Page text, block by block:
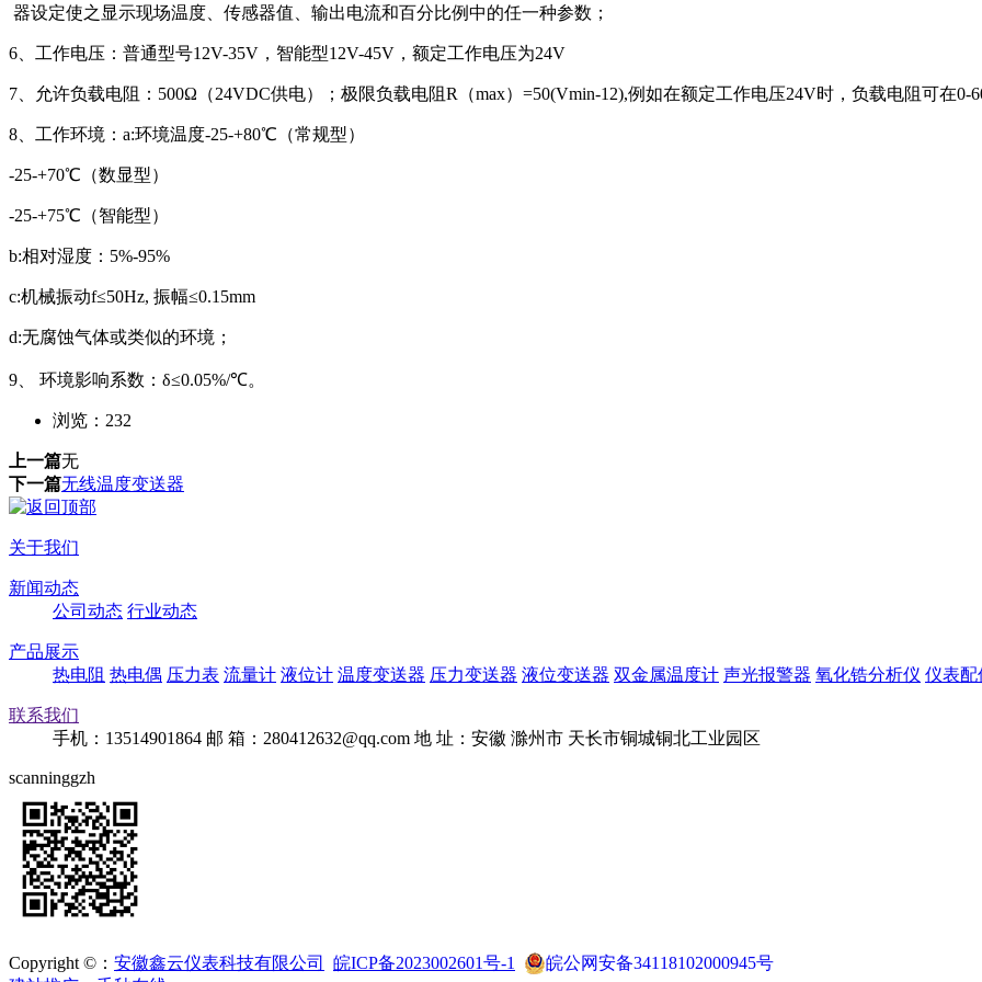
器设定使之显示现场温度、传感器值、输出电流和百分比例中的任一种参数；
6、工作电压：普通型号12V-35V，智能型12V-45V，额定工作电压为24V
7、允许负载电阻：500Ω（24VDC供电）；极限负载电阻R（max）=50(Vmin-12),例如在额定工作电压24V时，负载电阻可在0-
8、工作环境：a:环境温度-25-+80℃（常规型）
-25-+70℃（数显型）
-25-+75℃（智能型）
b:相对湿度：5%-95%
c:机械振动f≤50Hz, 振幅≤0.15mm
d:无腐蚀气体或类似的环境；
9、 环境影响系数：δ≤0.05%/℃。
浏览： 232
上一篇无
下一篇无线温度变送器
关于我们
新闻动态
公司动态 行业动态
产品展示
热电阻 热电偶 压力表 流量计 液位计 温度变送器 压力变送器 液位变送器 双金属温度计 声光报警器 氧化锆分析仪 仪表配
联系我们
手机：13514901864 邮 箱：280412632@qq.com 地 址：安徽 滁州市 天长市铜城铜北工业园区
scanninggzh
Copyright ©： 安徽鑫云仪表科技有限公司 皖ICP备2023002601号-1
皖公网安备34118102000945号